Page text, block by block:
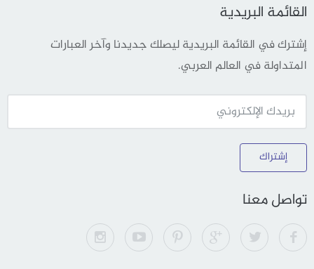
القائمة البريدية
إشترك في القائمة البريدية ليصلك جديدنا وآخر العبارات
المتداولة في العالم العربي.
إشتراك
تواصل معنا